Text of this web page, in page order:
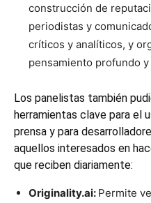
construcción de
periodistas y
críticos y analíticos, y
pensamiento profundo
Los panelistas también
herramientas clave para el
prensa y para
aquellos interesados en
que reciben diariamente:
Originality.ai: Permite